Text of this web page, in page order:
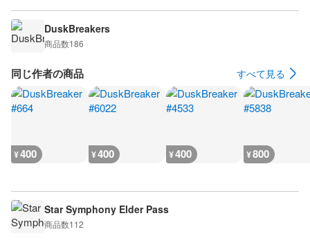
DuskBreakers
商品数186
同じ作者の商品 すべて見る
¥400 ¥400 ¥400 ¥800
Star Symphony Elder Pass
商品数112